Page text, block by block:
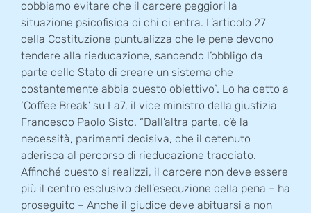
dobbiamo evitare che il carcere peggiori la
situazione psicofisica di chi ci entra. L’articolo 27
della Costituzione puntualizza che le pene devono
tendere alla rieducazione, sancendo l’obbligo da
parte dello Stato di creare un sistema che
costantemente abbia questo obiettivo”. Lo ha detto a
‘Coffee Break’ su La7, il vice ministro della giustizia
Francesco Paolo Sisto. “Dall’altra parte, c’è la
necessità, parimenti decisiva, che il detenuto
aderisca al percorso di rieducazione tracciato.
Affinché questo si realizzi, il carcere non deve essere
più il centro esclusivo dell’esecuzione della pena – ha
proseguito – Anche il giudice deve abituarsi a non